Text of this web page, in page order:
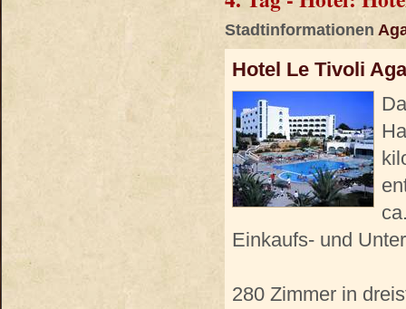
Stadtinformationen
Hotel Le Tivoli
Einkaufs- und
280 Zimmer in